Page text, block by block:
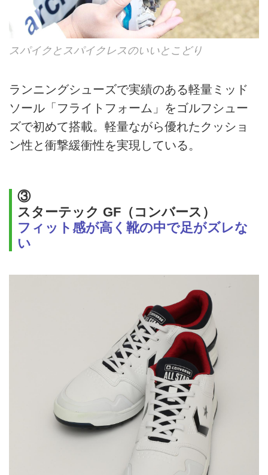
スパイクとスパイクレスのいいとこどり
ランニングシューズで実績のある軽量ミッド
ソール「フライトフォーム」をゴルフシュー
ズで初めて搭載。軽量ながら優れたクッショ
ン性と衝撃緩衝性を実現している。
③
スターテック GF（コンバース）
フィット感が高く靴の中で足がズレな
い